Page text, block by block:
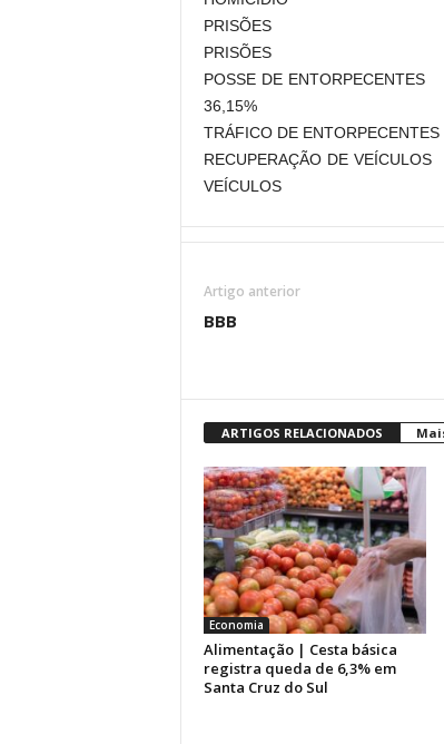
PRISÕES 4905
PRISÕES
POSSE DE
36,15%
TRÁFICO DE
RECUPERAÇÃO DE
VEÍCULOS
Artigo anterior
BBB
ARTIGOS RELACIONADOS
Economia
Alimentação | Cesta básica
registra queda de 6,3% em
Santa Cruz do Sul